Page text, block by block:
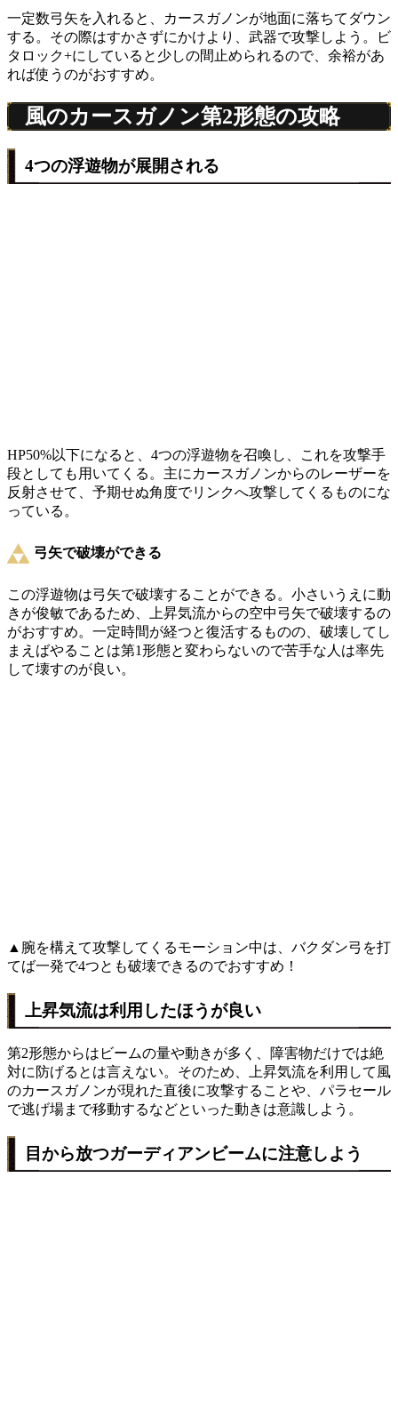
一定数弓矢を入れると、カースガノンが地面に落ちてダウン
する。その際はすかさずにかけより、武器で攻撃しよう。ビ
タロック+にしていると少しの間止められるので、余裕があ
れば使うのがおすすめ。
風のカースガノン第2形態の攻略
4つの浮遊物が展開される
HP50%以下になると、4つの浮遊物を召喚し、これを攻撃手
段としても用いてくる。主にカースガノンからのレーザーを
反射させて、予期せぬ角度でリンクへ攻撃してくるものにな
っている。
弓矢で破壊ができる
この浮遊物は弓矢で破壊することができる。小さいうえに動
きが俊敏であるため、上昇気流からの空中弓矢で破壊するの
がおすすめ。一定時間が経つと復活するものの、破壊してし
まえばやることは第1形態と変わらないので苦手な人は率先
して壊すのが良い。
▲腕を構えて攻撃してくるモーション中は、バクダン弓を打
てば一発で4つとも破壊できるのでおすすめ！
上昇気流は利用したほうが良い
第2形態からはビームの量や動きが多く、障害物だけでは絶
対に防げるとは言えない。そのため、上昇気流を利用して風
のカースガノンが現れた直後に攻撃することや、パラセール
で逃げ場まで移動するなどといった動きは意識しよう。
目から放つガーディアンビームに注意しよう